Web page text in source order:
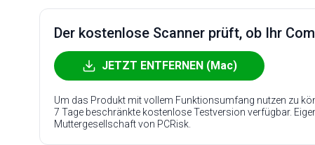
Der kostenlose Scanner prüft, ob Ihr
JETZT ENTFERNEN (Mac)
Um das Produkt mit vollem Funktionsumfang nutzen zu
7 Tage beschränkte kostenlose Testversion verfügbar.
Muttergesellschaft von PCRisk.